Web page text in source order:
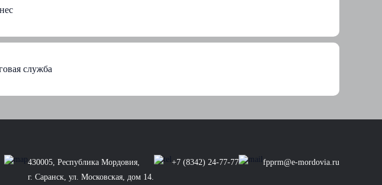
локальных продуктов для вашего меню»,...
430005, Республика Мордовия,
г. Саранск, ул. Московская, дом 14.
+7 (8342) 24-77-77 fpprm@e-mordovia.ru